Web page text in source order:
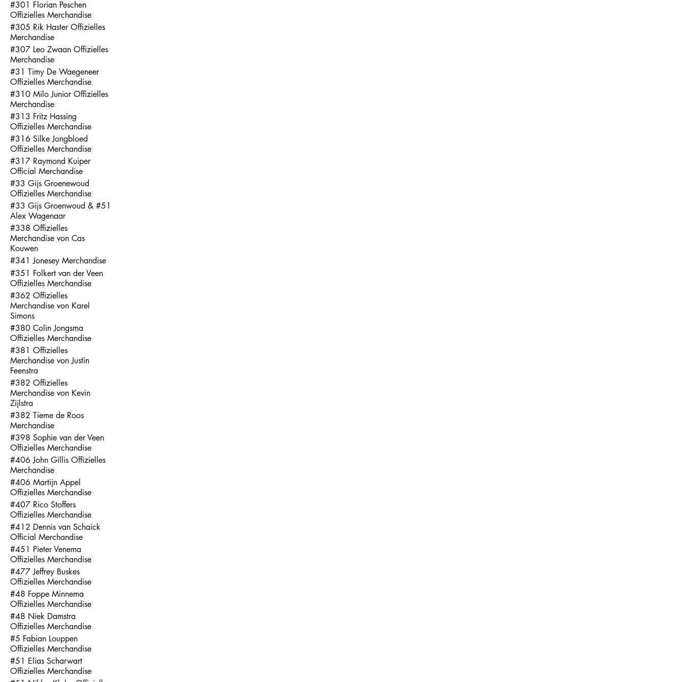
#301 Florian Peschen
Offizielles Merchandise
#305 Rik Haster Offizielles
Merchandise
#307 Leo Zwaan Offizielles
Merchandise
#31 Timy De Waegeneer
Offizielles Merchandise
#310 Milo Junior Offizielles
Merchandise
#313 Fritz Hassing
Offizielles Merchandise
#316 Silke Jongbloed
Offizielles Merchandise
#317 Raymond Kuiper
Official Merchandise
#33 Gijs Groenewoud
Offizielles Merchandise
#33 Gijs Groenwoud & #51
Alex Wagenaar
#338 Offizielles
Merchandise von Cas
Kouwen
#341 Jonesey Merchandise
#351 Folkert van der Veen
Offizielles Merchandise
#362 Offizielles
Merchandise von Karel
Simons
#380 Colin Jongsma
Offizielles Merchandise
#381 Offizielles
Merchandise von Justin
Feenstra
#382 Offizielles
Merchandise von Kevin
Zijlstra
#382 Tieme de Roos
Merchandise
#398 Sophie van der Veen
Offizielles Merchandise
#406 John Gillis Offizielles
Merchandise
#406 Martijn Appel
Offizielles Merchandise
#407 Rico Stoffers
Offizielles Merchandise
#412 Dennis van Schaick
Official Merchandise
#451 Pieter Venema
Offizielles Merchandise
#477 Jeffrey Buskes
Offizielles Merchandise
#48 Foppe Minnema
Offizielles Merchandise
#48 Niek Damstra
Offizielles Merchandise
#5 Fabian Louppen
Offizielles Merchandise
#51 Elias Scharwart
Offizielles Merchandise